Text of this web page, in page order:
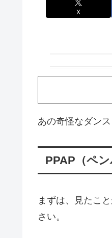
X
あの奇怪なダン
PPAP（ペ
まずは、見たこ
さい。